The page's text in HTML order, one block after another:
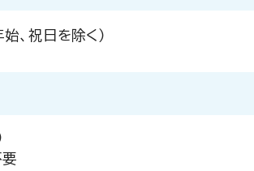
、祝日を除く）